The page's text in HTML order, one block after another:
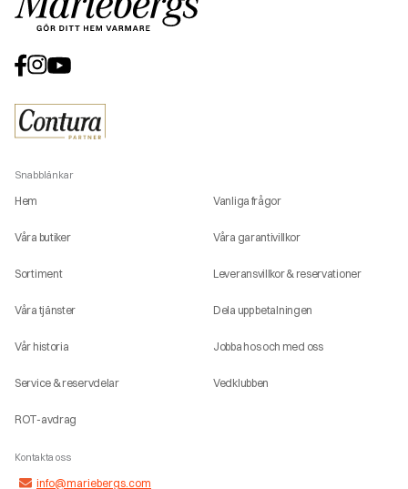
Snabblänkar
Hem
Våra butiker
Sortiment
Våra tjänster
Vår historia
Service & reservdelar
ROT-avdrag
Vanliga frågor
Våra garantivillkor
Leveransvillkor & reservationer
Dela upp betalningen
Jobba hos och med oss
Vedklubben
Kontakta oss
info@mariebergs.com